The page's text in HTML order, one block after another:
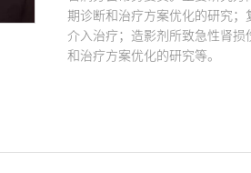
期诊断和治疗方案优化的研究
介入治疗；造影剂所致急性肾
和治疗方案优化的研究等。